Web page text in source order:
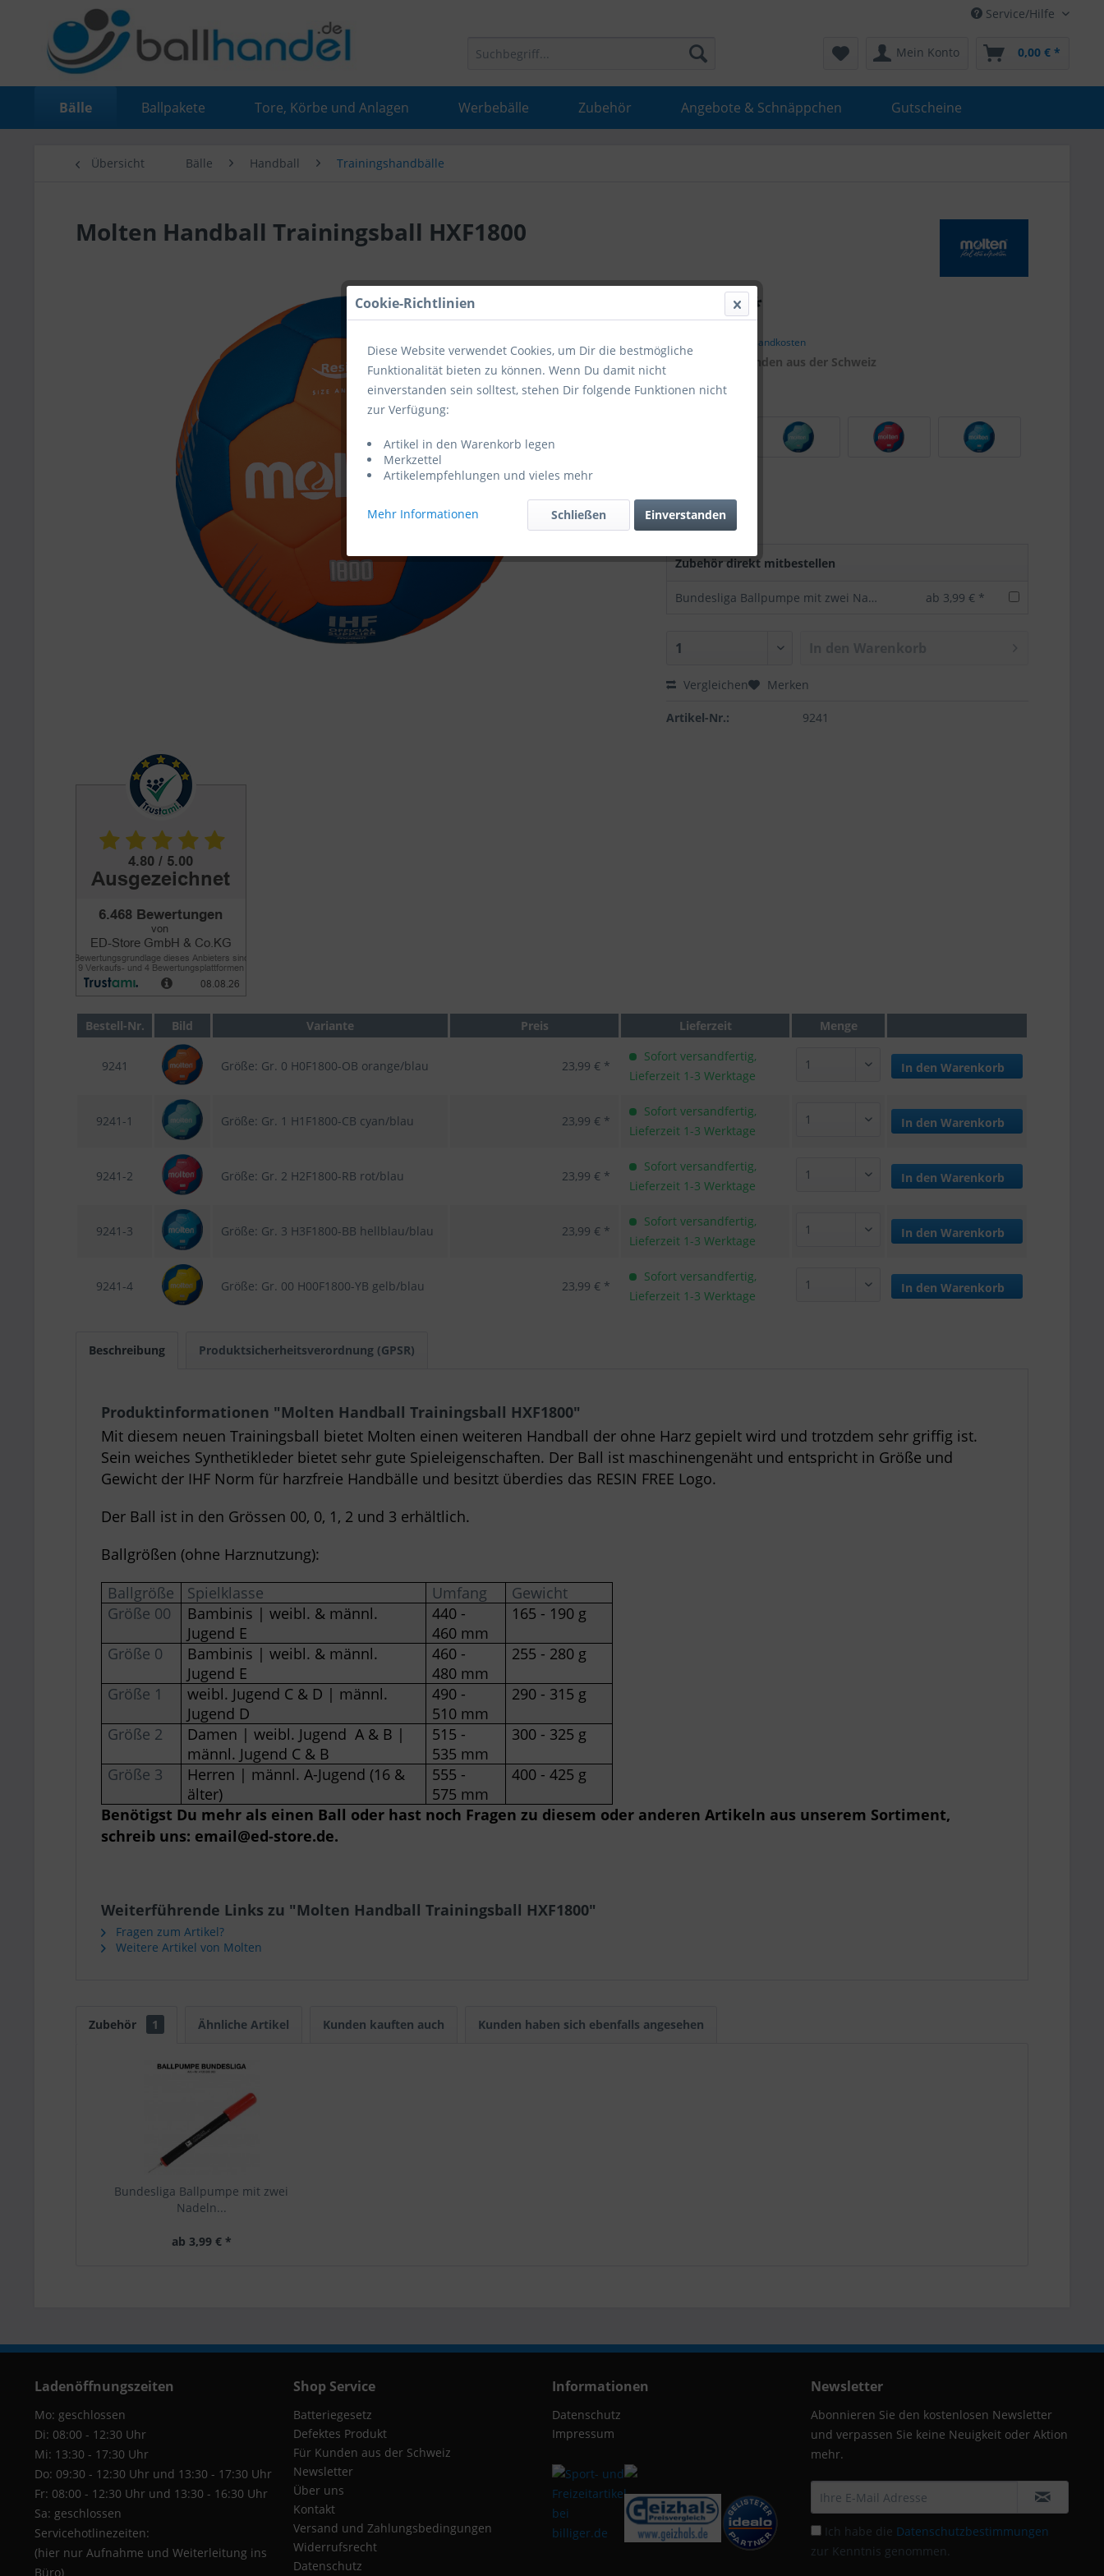
Service/Hilfe
Mein Konto 0,00 € *
Bälle Ballpakete Tore, Körbe und Anlagen Werbebälle Zubehör Angebote & Schnäppchen Gutscheine
Übersicht Bälle Handball Trainingshandbälle
Molten Handball Trainingsball HXF1800
23,99 € *
inkl. Versandkosten
Kunden aus der Schweiz
Zubehör direkt mitbestellen
Bundesliga Ballpumpe mit zwei Nadeln -offizielles Lizenzprodukt ab 3,99 € *
Vergleichen Merken
Artikel-Nr.: 9241
Bestell-Nr. Bild Variante Preis Lieferzeit Menge
9241 Größe: Gr. 0 H0F1800-OB orange/blau 23,99 € *
Sofort versandfertig,
Lieferzeit 1-3 Werktage
In den Warenkorb
9241-1 Größe: Gr. 1 H1F1800-CB cyan/blau 23,99 € *
Sofort versandfertig,
Lieferzeit 1-3 Werktage
In den Warenkorb
9241-2 Größe: Gr. 2 H2F1800-RB rot/blau 23,99 € *
Sofort versandfertig,
Lieferzeit 1-3 Werktage
In den Warenkorb
9241-3 Größe: Gr. 3 H3F1800-BB hellblau/blau 23,99 € *
Sofort versandfertig,
Lieferzeit 1-3 Werktage
In den Warenkorb
9241-4 Größe: Gr. 00 H00F1800-YB gelb/blau 23,99 € *
Sofort versandfertig,
Lieferzeit 1-3 Werktage
In den Warenkorb
Beschreibung Produktsicherheitsverordnung (GPSR)
Produktinformationen "Molten Handball Trainingsball HXF1800"
Mit diesem neuen Trainingsball bietet Molten einen weiteren Handball der ohne Harz gepielt wird und trotzdem sehr griffig ist.
Sein weiches Synthetikleder bietet sehr gute Spieleigenschaften. Der Ball ist maschinengenäht und entspricht in Größe und
Gewicht der IHF Norm für harzfreie Handbälle und besitzt überdies das RESIN FREE Logo.
Der Ball ist in den Grössen 00, 0, 1, 2 und 3 erhältlich.
Ballgrößen (ohne Harznutzung):
Ballgröße
Spielklasse Umfang
Gewicht
Größe 00
Bambinis | weibl. & männl.
Jugend E
440 -
460 mm
165 - 190 g
Größe 0
Bambinis | weibl. & männl.
Jugend E
460 -
480 mm
255 - 280 g
Größe 1
weibl. Jugend C & D | männl.
Jugend D
490 -
510 mm
290 - 315 g
Größe 2
Damen | weibl. Jugend A & B |
männl. Jugend C & B
515 -
535 mm
300 - 325 g
Größe 3
Herren | männl. A-Jugend (16 &
älter)
555 -
575 mm
400 - 425 g
Benötigst Du mehr als einen Ball oder hast noch Fragen zu diesem oder anderen Artikeln aus unserem Sortiment,
schreib uns: email@ed-store.de.
Weiterführende Links zu "Molten Handball Trainingsball HXF1800"
Fragen zum Artikel?
Weitere Artikel von Molten
Zubehör 1 Ähnliche Artikel Kunden kauften auch Kunden haben sich ebenfalls angesehen
Bundesliga Ballpumpe mit zwei
Nadeln...
ab 3,99 € *
Ladenöffnungszeiten
Mo: geschlossen
Di: 08:00 - 12:30 Uhr
Mi: 13:30 - 17:30 Uhr
Do: 09:30 - 12:30 Uhr und 13:30 - 17:30 Uhr
Fr: 08:00 - 12:30 Uhr und 13:30 - 16:30 Uhr
Sa: geschlossen
Servicehotlinezeiten:
(hier nur Aufnahme und Weiterleitung ins
Büro)
Shop Service
Batteriegesetz
Defektes Produkt
Für Kunden aus der Schweiz
Newsletter
Über uns
Kontakt
Versand und Zahlungsbedingungen
Widerrufsrecht
Datenschutz
Informationen
Datenschutz
Impressum
Newsletter
Abonnieren Sie den kostenlosen Newsletter
und verpassen Sie keine Neuigkeit oder Aktion
mehr.
Ich habe die Datenschutzbestimmungen
zur Kenntnis genommen.
Cookie-Richtlinien
Diese Website verwendet Cookies, um Dir die bestmögliche
Funktionalität bieten zu können. Wenn Du damit nicht
einverstanden sein solltest, stehen Dir folgende Funktionen nicht
zur Verfügung:
Artikel in den Warenkorb legen
Merkzettel
Artikelempfehlungen und vieles mehr
Mehr Informationen Einverstanden
Schließen